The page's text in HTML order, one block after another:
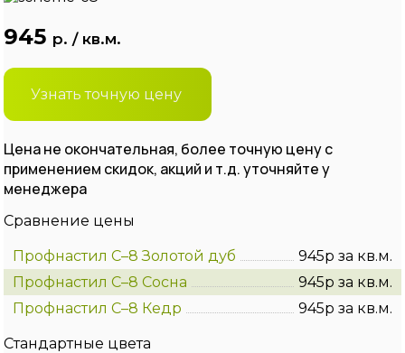
945 р. / кв.м.
Узнать точную цену
Цена не окончательная, более точную цену с
применением скидок, акций и т.д. уточняйте у
менеджера
Сравнение цены
Профнастил С–8 Золотой дуб
945р за кв.м.
Профнастил С–8 Сосна
945р за кв.м.
Профнастил С–8 Кедр
945р за кв.м.
Стандартные цвета